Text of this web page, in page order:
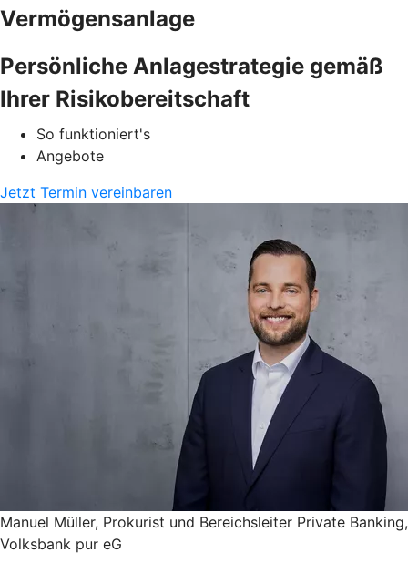
Vermögensanlage
Persönliche Anlagestrategie gemäß
Ihrer Risikobereitschaft
So funktioniert's
Angebote
Jetzt Termin vereinbaren
Manuel Müller, Prokurist und Bereichsleiter Private Banking,
Volksbank pur eG